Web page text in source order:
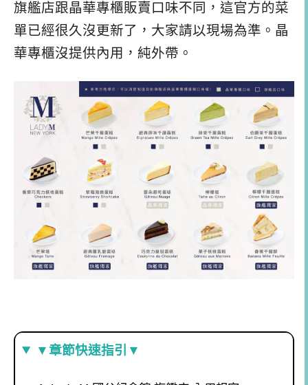
旗艦店跟晶華專櫃販賣口味不同，這官方的菜
單已經很久沒更新了，大家請以現場為準。晶
華專櫃沒提供內用，純外帶。
▼章節快速指引▼